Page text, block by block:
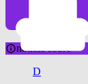
notícia sobre
D